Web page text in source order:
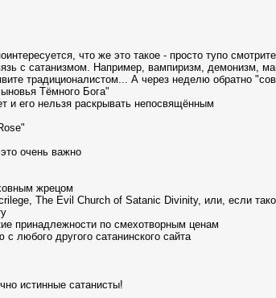
что же это такое - просто тупо
с сатанизмом. Hапример, вампиризм, демонизм,
традиционалистом... А через неделю обратно
Тёмного Бога"
и его нельзя раскрывать непосвящённым
очень важно
жрецом
The Evil Church of Satanic Divinity, или, если
принадлежности по смехотворным ценам
любого другого сатанинского сайта
истинные сатанисты!